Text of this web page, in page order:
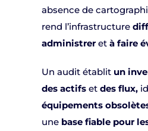
absence de
rend l’infrastructure
administreret à faire
Un audit établit un
des actifset des flux,
équipements
une base fiable pour